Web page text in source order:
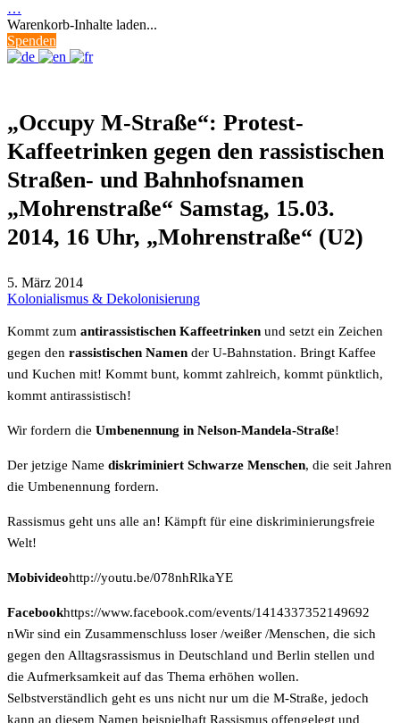
…
Warenkorb-Inhalte laden...
Spenden
„Occupy M-Straße“: Protest-
Kaffeetrinken gegen den rassistischen
Straßen- und Bahnhofsnamen
„Mohrenstraße“ Samstag, 15.03.
2014, 16 Uhr, „Mohrenstraße“ (U2)
5. März 2014
Kolonialismus & Dekolonisierung
Kommt zum antirassistischen Kaffeetrinken und setzt ein Zeichen
gegen den rassistischen Namen der U-Bahnstation. Bringt Kaffee
und Kuchen mit! Kommt bunt, kommt zahlreich, kommt pünktlich,
kommt antirassistisch!
Wir fordern die Umbenennung in Nelson-Mandela-Straße!
Der jetzige Name diskriminiert Schwarze Menschen, die seit Jahren
die Umbenennung fordern.
Rassismus geht uns alle an! Kämpft für eine diskriminierungsfreie
Welt!
Mobivideohttp://youtu.be/078nhRlkaYE
Facebookhttps://www.facebook.com/events/1414337352149692
nWir sind ein Zusammenschluss loser /weißer /Menschen, die sich
gegen den Alltagsrassismus in Deutschland und Berlin stellen und
die Aufmerksamkeit auf das Thema erhöhen wollen.
Selbstverständlich geht es uns nicht nur um die M-Straße, jedoch
kann an diesem Namen beispielhaft Rassismus offengelegt und